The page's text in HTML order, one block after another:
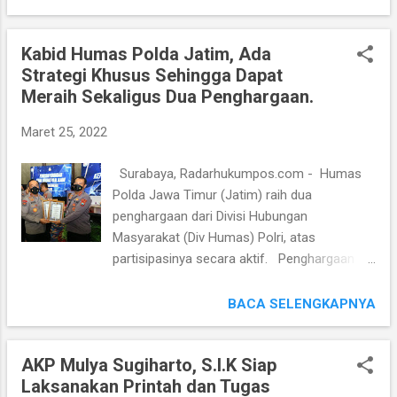
pimpinan untuk menunjang pelaksanaan
Teddy Chandra, Minggu (27/3/2022). Teddy...
Jatim Marsma TNI Rudy Iskandar serta
Pejabat Utama Mabes Polri dan Pejabat
Utama Polda Jatim, Sabtu (26/3/2022),
melakukan pengecekan ketersediaan dan
pendistribusian minyak goreng dari tingkat
itu juga mengecek harga jual minyak curah
sesuai dengan Harga Eceran Tertinggi (HET)
yang ditetapkan pemerintah. Ketersedian
minyak goreng curah di pasar Wonokromo
Surabaya terpenuhi dengan harga
goreng kemasan juga terpenuhi dengan
merek Sunco, Fortune, Sofia dan Filma
Tertinggi (HET) yaitu rata rata Rp24.000/li...
Kabid Humas Polda Jatim, Ada
Strategi Khusus Sehingga Dapat
Meraih Sekaligus Dua Penghargaan.
Maret 25, 2022
Surabaya, Radarhukumpos.com - Humas
Polda Jawa Timur (Jatim) raih dua
penghargaan dari Divisi Hubungan
Masyarakat (Div Humas) Polri, atas
partisipasinya secara aktif. Penghargaan
Amplifikasi Pemberitaan Terbanyak
Bidhumas Polda jajaran” dan Peringkat “
Ketiga (III) Posting Berita Terbanyak pada
Website Divhumas Polri”. Penghargaan yang
diberikan dalam kegiatan Rapat Kerja Teknis
BACA SELENGKAPNYA
AKP Mulya Sugiharto, S.I.K Siap
Laksanakan Printah dan Tugas